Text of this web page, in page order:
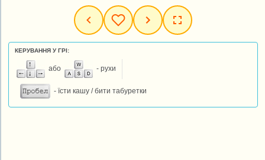
КЕРУВАННЯ У ГРІ:
або - рухи
- їсти кашу / бити табуретки